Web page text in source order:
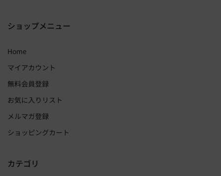
ショップメニュー
Home
マイアカウント
無料会員登録
お気に入りリスト
メルマガ登録
ショッピングカート
カテゴリ